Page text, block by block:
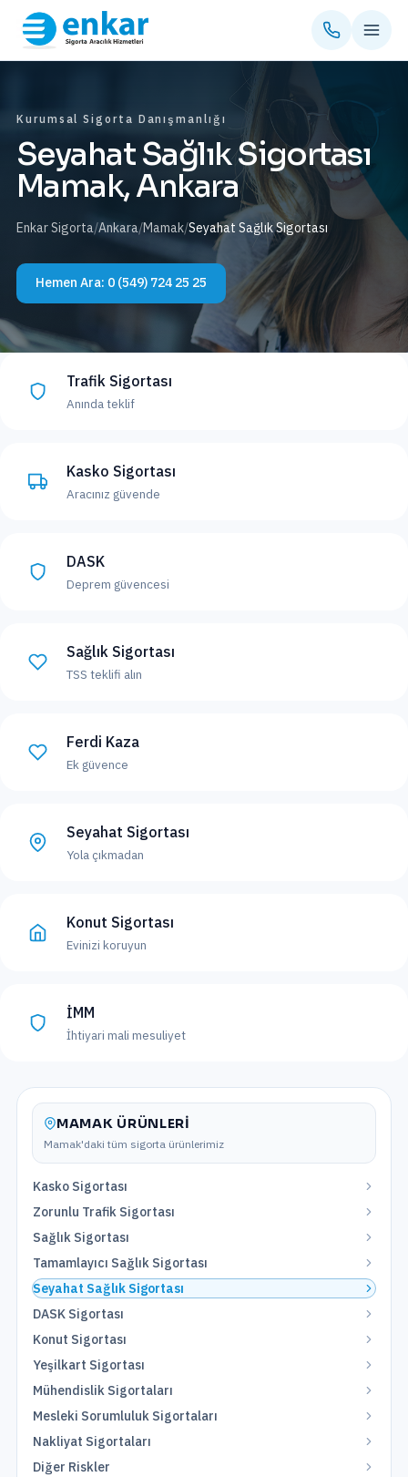
Kurumsal Sigorta Danışmanlığı
Seyahat Sağlık Sigortası
Mamak, Ankara
Enkar Sigorta/Ankara/Mamak/Seyahat Sağlık Sigortası
Hemen Ara: 0 (549) 724 25 25
Trafik Sigortası
Anında teklif
Kasko Sigortası
Aracınız güvende
DASK
Deprem güvencesi
Sağlık Sigortası
TSS teklifi alın
Ferdi Kaza
Ek güvence
Seyahat Sigortası
Yola çıkmadan
Konut Sigortası
Evinizi koruyun
İMM
İhtiyari mali mesuliyet
MAMAK ÜRÜNLERI
Mamak'daki tüm sigorta ürünlerimiz
Kasko Sigortası
Zorunlu Trafik Sigortası
Sağlık Sigortası
Tamamlayıcı Sağlık Sigortası
Seyahat Sağlık Sigortası
DASK Sigortası
Konut Sigortası
Yeşilkart Sigortası
Mühendislik Sigortaları
Mesleki Sorumluluk Sigortaları
Nakliyat Sigortaları
Diğer Riskler